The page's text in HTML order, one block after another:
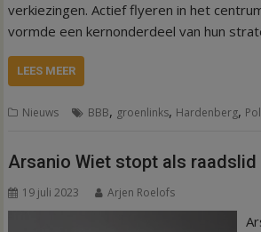
verkiezingen. Actief flyeren in het
vormde een kernonderdeel van hun
LEES MEER
Nieuws BBB, groenlinks, Hardenberg,
Arsanio Wiet stopt als raadslid
19 juli 2023 Arjen Roelofs